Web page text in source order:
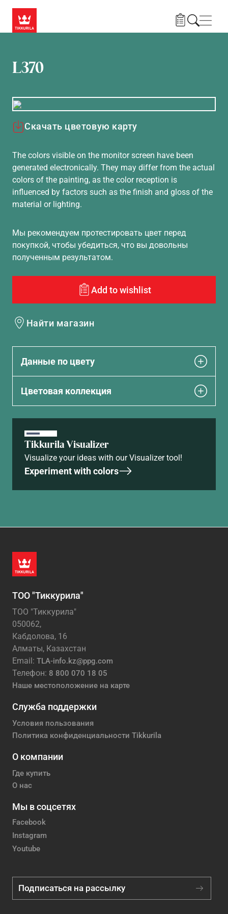
L370
Скачать цветовую карту
The colors visible on the monitor screen have been
generated electronically. They may differ from the actual
colors of the painting, as the color reception is
influenced by factors such as the finish and gloss of the
material or lighting.
Мы рекомендуем протестировать цвет перед
покупкой, чтобы убедиться, что вы довольны
полученным результатом.
Add to wishlist
Найти магазин
Данные по цвету
Цветовая коллекция
Tikkurila Visualizer
Visualize your ideas with our Visualizer tool!
Experiment with colors
ТОО "Тиккурила"
ТОО "Тиккурила"
050062,
Кабдолова, 16
Алматы, Казахстан
Email: TLA-info.kz@ppg.com
Телефон: 8 800 070 18 05
Наше местоположение на карте
Служба поддержки
Условия пользования
Политика конфиденциальности Tikkurila
О компании
Где купить
О нас
Мы в соцсетях
Facebook
Instagram
Youtube
Подписаться на рассылку